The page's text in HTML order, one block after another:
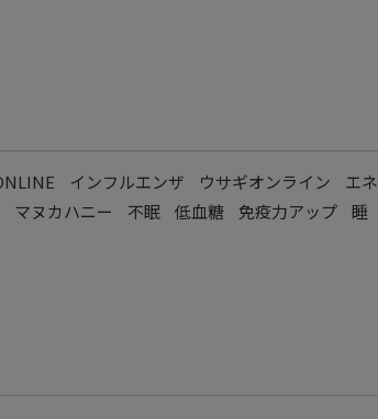
インフルエンザ ウサギオンライン
エネ
マヌカハニー 不眠 低血糖 免疫力アップ
睡